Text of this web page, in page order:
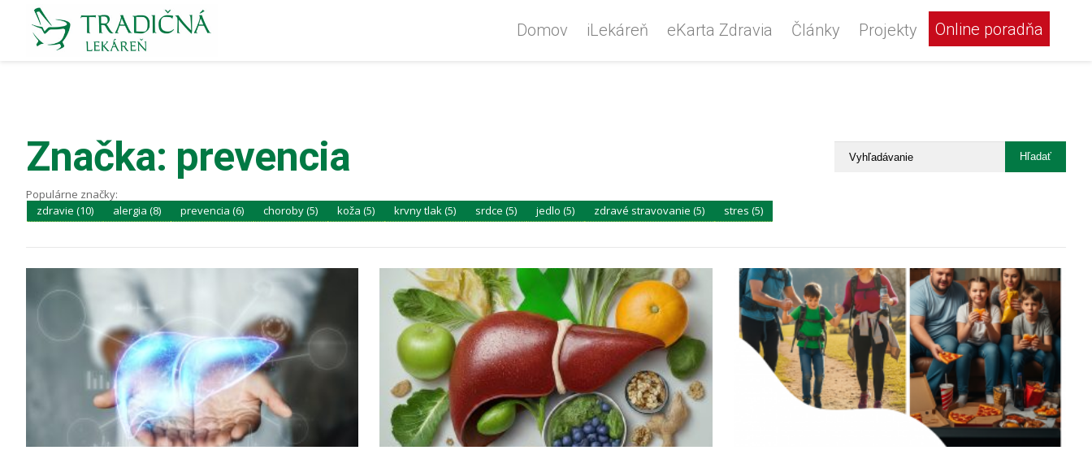
Domov iLekáreň eKarta Zdravia Články Projekty Online poradňa
Značka: prevencia
Populárne značky:
zdravie (10)
alergia (8) prevencia (6) choroby (5) koža (5) krvny tlak (5) srdce (5) jedlo (5) zdravé stravovanie (5) stres (5)